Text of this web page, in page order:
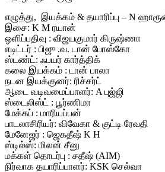
எழுத்து, இயக்கம் & தயாரிப்பு – N
இசை: K M ரயான்
ஒளிப்பதிவு : விஜயகுமார் கிருஷ்ணா
எடிட்டர் : பிஜு .வ. டான் போஸ்கோ
ஸ்டண்ட்: ஃபயர் கார்த்திக்
கலை இயக்கம் : டான் பாலா
நடன இயக்குனர்: ரிச்சர்ட்
ஆடை வடிவமைப்பாளர்: A புஜ்ஜி
ஸ்டைலிஸ்ட் : பூர்ணிமா
மேக்கப் : மாரியப்பன்
பாடலாசிரியர்: விவேகா & குட்டி ரேவதி
மேனேஜர் : ஜெகதீஷ் K H
ஸ்டில்ஸ்: மிலன் சீனு
மக்கள் தொடர்பு : சதீஷ் (AIM)
நிர்வாக தயாரிப்பாளர்: KSK செல்வா